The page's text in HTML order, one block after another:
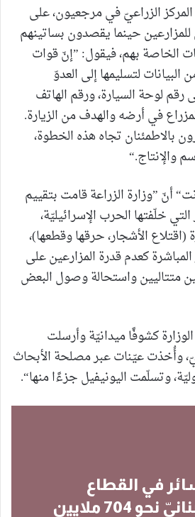
الزراعيّ في مرجعيون، على
حينما يقصدون بساتينهم
الخاصة بهم، فيقول: ”إنّ قوات
لتسليمها إلى العدوّ
رقم لوحة السيارة، ورقم الهاتف
في أرضه والهدف من الزيارة.
بالاطمئنان تجاه هذه الخطوة،
أنّ ”وزارة الزراعة قامت بتقييم
خلّفتها الحرب الإسرائيليّة،
(اقتلاع الأشجار، حرقها وقطعها)،
كعدم قدرة المزارعين على
متتاليين واستحالة وصول البعض
كشوفًا ميدانيّة وأرسلت
وأُخذت عيّنات عبر مصلحة الأبحاث
وتسلّمت اليونيفيل جزءًا منها“.
في القطاع
الزراعي اللبنانيّ نحو 704 ملايين